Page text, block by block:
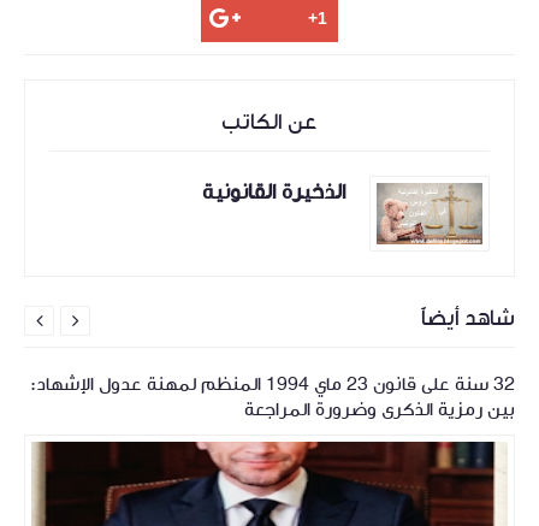
عن الكاتب
الذخيرة القانونية
شاهد أيضاً
32 سنة على قانون 23 ماي 1994 المنظم لمهنة عدول الإشهاد:
بين رمزية الذكرى وضرورة المراجعة

